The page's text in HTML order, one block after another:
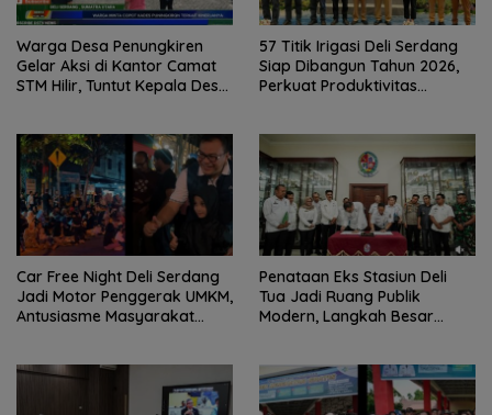
Warga Desa Penungkiren
Gelar Aksi di Kantor Camat
STM Hilir, Tuntut Kepala Desa
57 Titik Irigasi Deli Serdang
Siap Dibangun Tahun 2026,
Perkuat Produktivitas
Car Free Night Deli Serdang
Jadi Motor Penggerak UMKM,
Antusiasme Masyarakat
Penataan Eks Stasiun Deli
Tua Jadi Ruang Publik
Modern, Langkah Besar